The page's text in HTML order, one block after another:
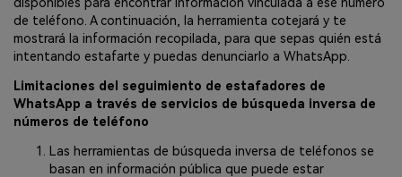
de teléfono. A continuación, la herramienta cotejará y te
mostrará la información recopilada, para que sepas quién está
intentando estafarte y puedas denunciarlo a WhatsApp.
Limitaciones del seguimiento de estafadores de
WhatsApp a través de servicios de búsqueda inversa de
números de teléfono
Las herramientas de búsqueda inversa de teléfonos se
basan en información pública que puede estar